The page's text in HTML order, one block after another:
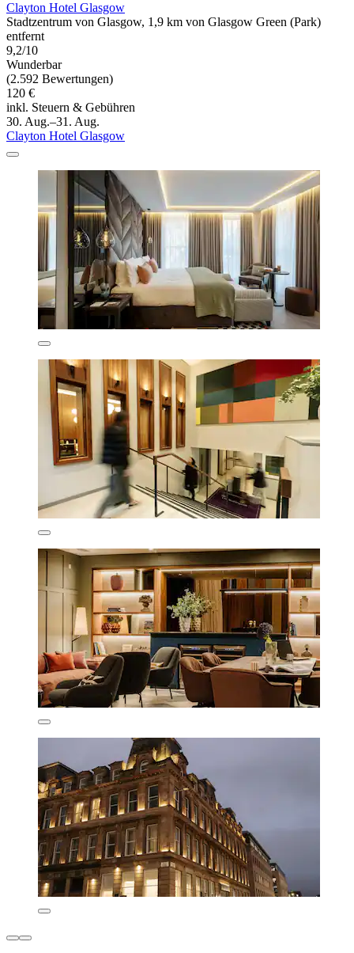
Clayton Hotel Glasgow
Stadtzentrum von Glasgow, 1,9 km von Glasgow Green (Park)
entfernt
9,2/10
Wunderbar
(2.592 Bewertungen)
120 €
inkl. Steuern & Gebühren
30. Aug.–31. Aug.
Clayton Hotel Glasgow